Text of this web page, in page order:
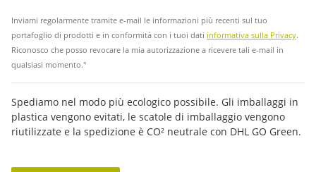
Inviami regolarmente tramite e-mail le informazioni più recenti sul tuo
portafoglio di prodotti e in conformità con i tuoi dati informativa sulla Privacy.
Riconosco che posso revocare la mia autorizzazione a ricevere tali e-mail in
qualsiasi momento."
Spediamo nel modo più ecologico possibile. Gli imballaggi in
plastica vengono evitati, le scatole di imballaggio vengono
riutilizzate e la spedizione è CO² neutrale con DHL GO Green.